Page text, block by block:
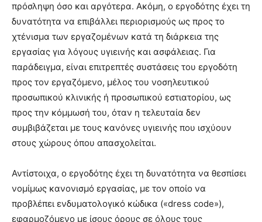
πρόσληψη όσο και αργότερα. Ακόμη, ο εργοδότης έχει τη
δυνατότητα να επιβάλλει περιορισμούς ως προς το
χτένισμα των εργαζομένων κατά τη διάρκεια της
εργασίας για λόγους υγιεινής και ασφάλειας. Για
παράδειγμα, είναι επιτρεπτές συστάσεις του εργοδότη
προς τον εργαζόμενο, μέλος του νοσηλευτικού
προσωπικού κλινικής ή προσωπικού εστιατορίου, ως
προς την κόμμωσή του, όταν η τελευταία δεν
συμβιβάζεται με τους κανόνες υγιεινής που ισχύουν
στους χώρους όπου απασχολείται.
Αντίστοιχα, ο εργοδότης έχει τη δυνατότητα να θεσπίσει
νομίμως κανονισμό εργασίας, με τον οποίο να
προβλέπει ενδυματολογικό κώδικα («dress code»),
εφαρμοζόμενο με ίσους όρους σε όλους τους